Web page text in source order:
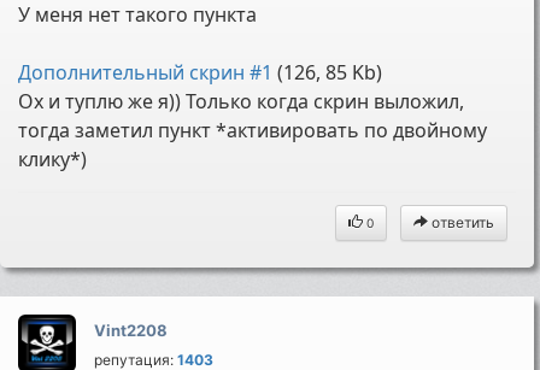
У меня нет такого пункта
Дополнительный скрин #1 (126, 85 Kb)
Ох и туплю же я)) Только когда скрин выложил,
тогда заметил пункт *активировать по двойному
клику*)
0 ответить
Vint2208
репутация:1403